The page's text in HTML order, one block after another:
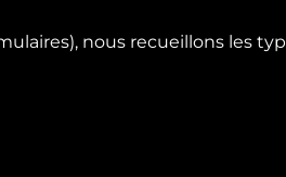
nous recueillons les